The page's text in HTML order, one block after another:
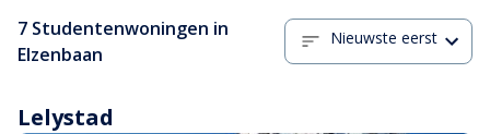
7 Studentenwoningen in
Elzenbaan
Nieuwste eerst
Lelystad